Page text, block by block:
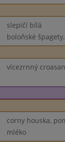
slepičí bílá
boloňské
vícezrnný
corny houska,
mléko